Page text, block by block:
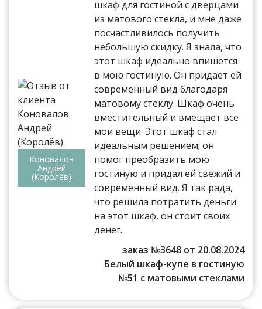
Коновалов
Андрей
(Королёв)
шкаф для гостиной с дверцами
из матового стекла, и мне даже
посчастливилось получить
небольшую скидку. Я знала, что
этот шкаф идеально впишется
в мою гостиную. Он придает ей
современный вид благодаря
матовому стеклу. Шкаф очень
вместительный и вмещает все
мои вещи. Этот шкаф стал
идеальным решением; он
помог преобразить мою
гостиную и придал ей свежий и
современный вид. Я так рада,
что решила потратить деньги
на этот шкаф, он стоит своих
денег.
заказ №3648 от 20.08.2024
Белый шкаф-купе в гостиную
№51 с матовыми стеклами